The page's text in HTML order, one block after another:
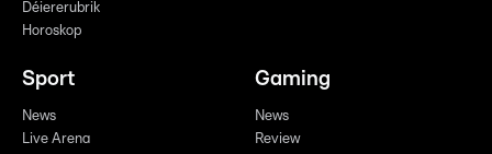
Déiererubrik
Horoskop
Sport
News
Live Arena
Gaming
News
Review